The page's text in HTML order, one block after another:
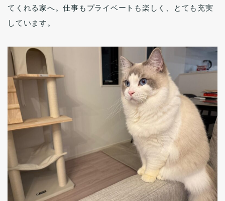
てくれる家へ。仕事もプライベートも楽しく、とても充実
しています。